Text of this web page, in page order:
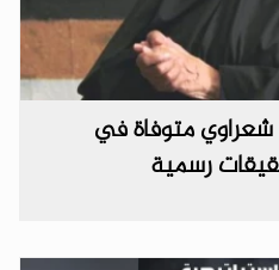
شعراوي متوفاة في
رسمية